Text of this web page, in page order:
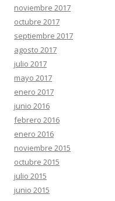
noviembre 2017
octubre 2017
septiembre 2017
agosto 2017
julio 2017
mayo 2017
enero 2017
junio 2016
febrero 2016
enero 2016
noviembre 2015
octubre 2015
julio 2015
junio 2015